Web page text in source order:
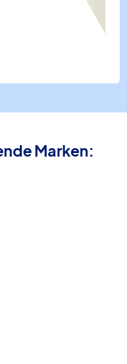
Marken: